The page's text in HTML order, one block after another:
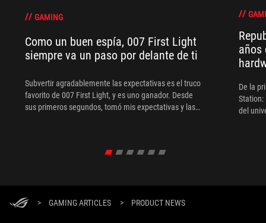
GAMING
Como un buen espía, 007 First Light
siempre va un paso por delante de ti
Subvertir agradablemente las expectativas es el truco
favorito de 007 First Light, y es uno ganador. Desde
sus primeros segundos, tomó mis expectativas y las
verse envuelto en una de sus operaciones.
años
De la
Station:
del
> GAMING ARTICLES > PRODUCT NEWS